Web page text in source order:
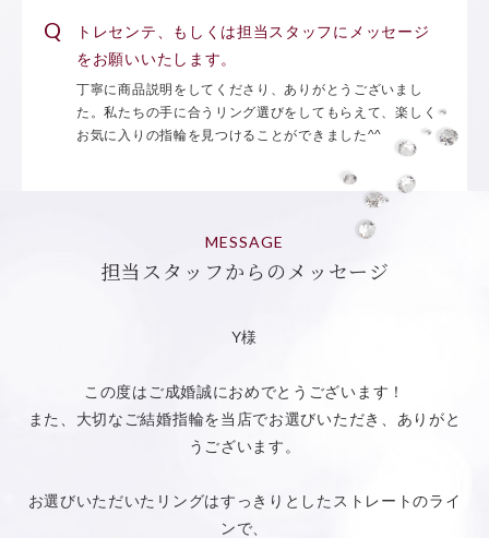
トレセンテ、もしくは担当スタッフにメッセージ
をお願いいたします。
丁寧に商品説明をしてくださり、ありがとうございまし
た。私たちの手に合うリング選びをしてもらえて、楽しく
お気に入りの指輪を見つけることができました^^
MESSAGE
担当スタッフからのメッセージ
Y様
この度はご成婚誠におめでとうございます！
また、大切なご結婚指輪を当店でお選びいただき、ありがと
うございます。
お選びいただいたリングはすっきりとしたストレートのライ
ンで、